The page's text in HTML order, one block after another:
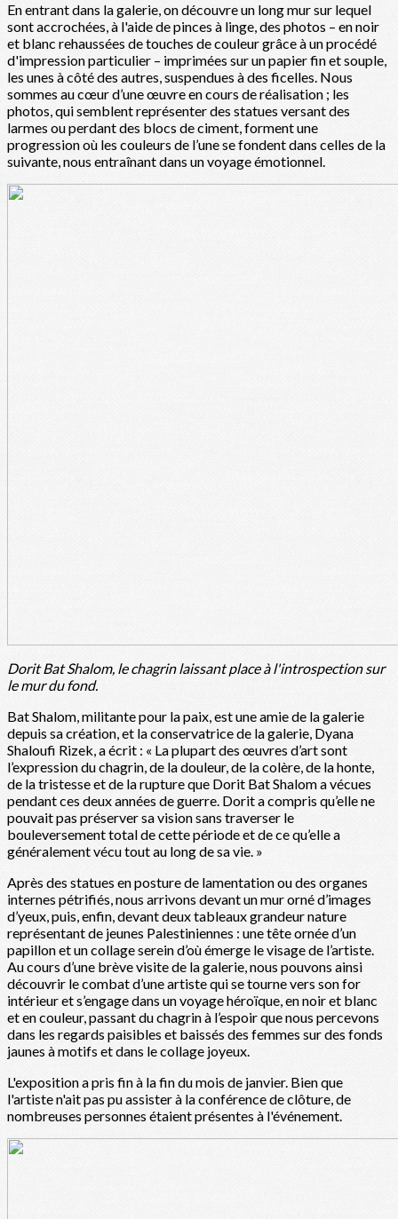
En entrant dans la galerie, on découvre un long mur sur lequel
sont accrochées, à l'aide de pinces à linge, des photos – en noir
et blanc rehaussées de touches de couleur grâce à un procédé
d'impression particulier – imprimées sur un papier fin et souple,
les unes à côté des autres, suspendues à des ficelles. Nous
sommes au cœur d’une œuvre en cours de réalisation ; les
photos, qui semblent représenter des statues versant des
larmes ou perdant des blocs de ciment, forment une
progression où les couleurs de l’une se fondent dans celles de la
suivante, nous entraînant dans un voyage émotionnel.
Dorit Bat Shalom, le chagrin laissant place à l'introspection sur
le mur du fond.
Bat Shalom, militante pour la paix, est une amie de la galerie
depuis sa création, et la conservatrice de la galerie, Dyana
Shaloufi Rizek, a écrit : « La plupart des œuvres d’art sont
l’expression du chagrin, de la douleur, de la colère, de la honte,
de la tristesse et de la rupture que Dorit Bat Shalom a vécues
pendant ces deux années de guerre. Dorit a compris qu’elle ne
pouvait pas préserver sa vision sans traverser le
bouleversement total de cette période et de ce qu’elle a
généralement vécu tout au long de sa vie. »
Après des statues en posture de lamentation ou des organes
internes pétrifiés, nous arrivons devant un mur orné d’images
d’yeux, puis, enfin, devant deux tableaux grandeur nature
représentant de jeunes Palestiniennes : une tête ornée d’un
papillon et un collage serein d’où émerge le visage de l’artiste.
Au cours d’une brève visite de la galerie, nous pouvons ainsi
découvrir le combat d’une artiste qui se tourne vers son for
intérieur et s’engage dans un voyage héroïque, en noir et blanc
et en couleur, passant du chagrin à l’espoir que nous percevons
dans les regards paisibles et baissés des femmes sur des fonds
jaunes à motifs et dans le collage joyeux.
L'exposition a pris fin à la fin du mois de janvier. Bien que
l'artiste n'ait pas pu assister à la conférence de clôture, de
nombreuses personnes étaient présentes à l'événement.